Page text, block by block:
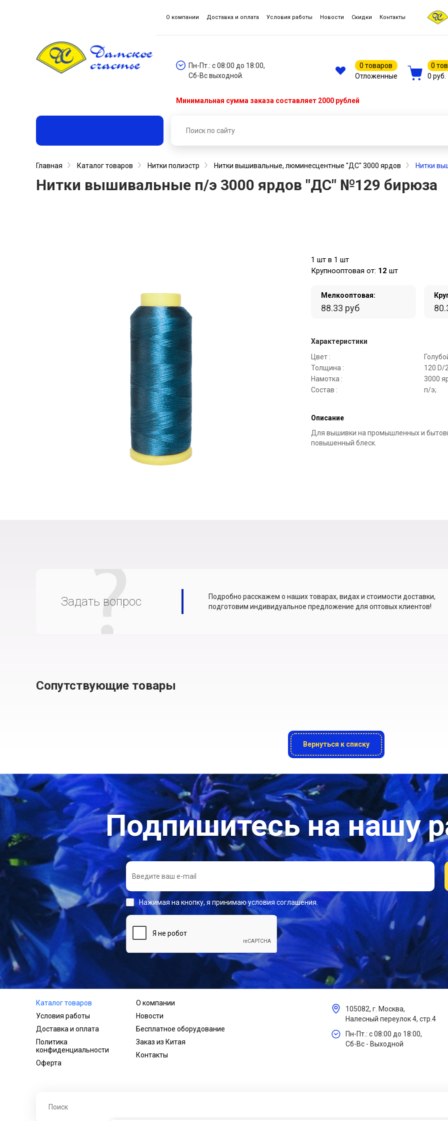
О компании Доставка и оплата Условия работы Новости Скидки Контакты
Пн-Пт.: с 08:00 до 18:00,
Сб-Вс выходной.
0 товаров
Отложенные
0
0 руб.
Минимальная сумма заказа составляет 2000 рублей
Главная Каталог товаров Нитки полиэстр Нитки вышивальные, люминесцентные "ДС" 3000 ярдов Нитки
Нитки вышивальные п/э 3000 ярдов "ДС" №129 бирюза
1 шт в 1 шт
Крупнооптовая от: 12 шт
Мелкооптовая:
88.33 руб
Характеристики
Цвет :
Толщина :
120 D/
Намотка :
3000
Состав :
п/э;
Описание
Для вышивки на промышленных и
повышенный блеск.
Задать вопрос
Подробно расскажем о наших товарах, видах и стоимости доставки,
подготовим индивидуальное предложение для оптовых клиентов!
Сопутствующие товары
Вернуться к списку
Подпишитесь на нашу
Нажимая на кнопку, я принимаю условия соглашения.
Каталог товаров
Условия работы
Доставка и оплата
Политика
конфиденциальности
Оферта
О компании
Новости
Бесплатное оборудование
Заказ из Китая
Контакты
105082, г. Москва,
Налесный переулок 4, стр.4
Пн-Пт.: с 08:00 до 18:00,
Сб-Вс - Выходной